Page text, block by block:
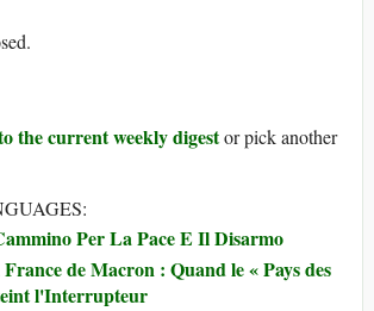
the current weekly digestor pick another
Per La Pace E Il Disarmo
de Macron : Quand le « Pays des
l'Interrupteur